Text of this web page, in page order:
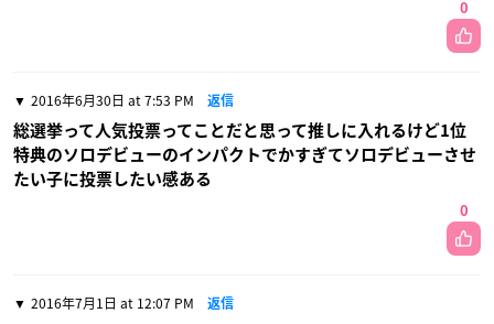
0
2016年6月30日 at 7:53 PM 返信
総選挙って人気投票ってことだと思って推しに入れるけど1位
特典のソロデビューのインパクトでかすぎてソロデビューさせ
たい子に投票したい感ある
0
2016年7月1日 at 12:07 PM 返信